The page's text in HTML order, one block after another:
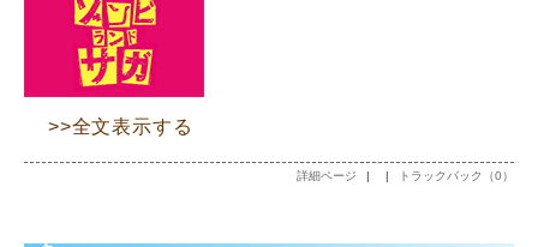
>>全文表示する
詳細ページ | | トラックバック（0）